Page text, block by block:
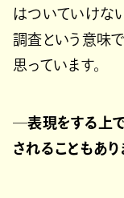
はついていけな
調査という意味
思っています。
─表現をする上で
されることもあり